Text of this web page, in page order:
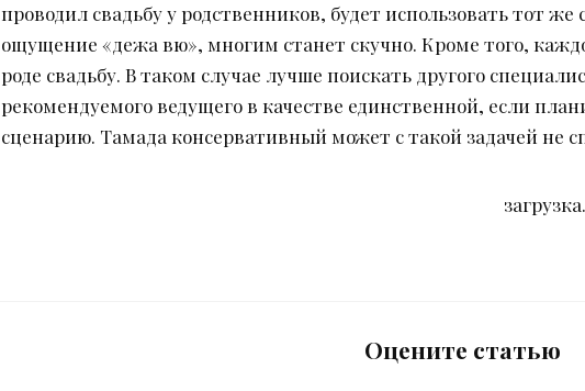
проводил свадьбу у родственников, будет использовать тот
ощущение «дежа вю», многим станет скучно. Кроме того,
роде свадьбу. В таком случае лучше поискать другого
рекомендуемого ведущего в качестве единственной, если
сценарию. Тамада консервативный может с такой задачей не
Оцените статью